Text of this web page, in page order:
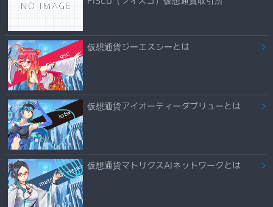
仮想通貨ジーエスシーとは
仮想通貨アイオーティーダブリューとは
仮想通貨マトリクスAIネットワークとは